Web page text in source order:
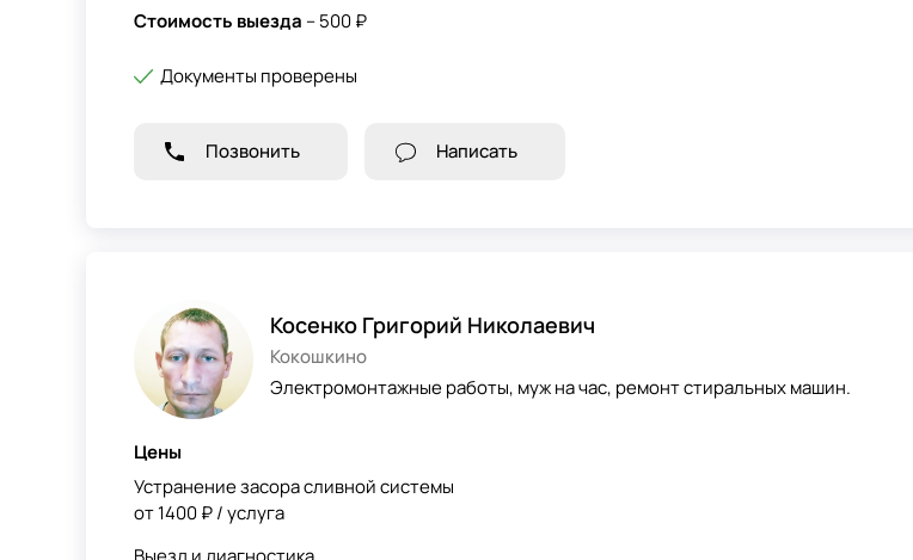
Стоимость выезда – 500 ₽
Документы проверены
Позвонить Написать
Косенко Григорий Николаевич
Кокошкино
Электромонтажные работы, муж на час, ремонт стиральных машин.
Цены
Устранение засора сливной системы
от 1400 ₽ / услуга